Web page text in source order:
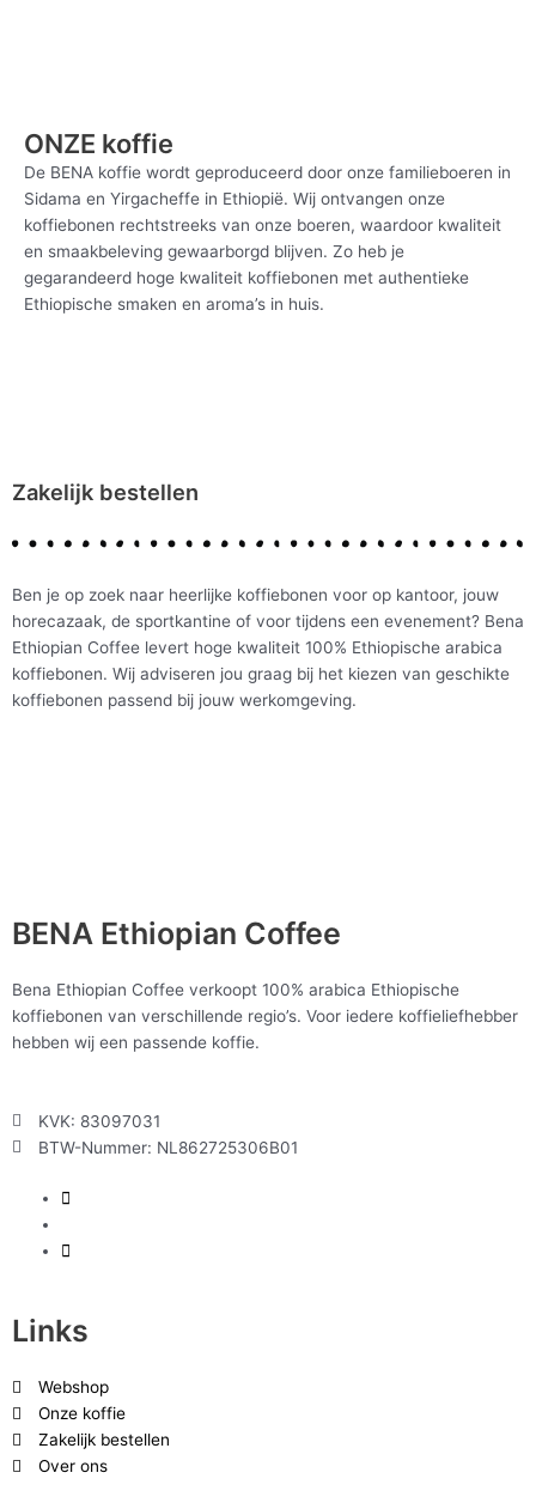
ONZE koffie
De BENA koffie wordt geproduceerd door onze familieboeren in
Sidama en Yirgacheffe in Ethiopië. Wij ontvangen onze
koffiebonen rechtstreeks van onze boeren, waardoor kwaliteit
en smaakbeleving gewaarborgd blijven. Zo heb je
gegarandeerd hoge kwaliteit koffiebonen met authentieke
Ethiopische smaken en aroma’s in huis.
Zakelijk bestellen
Ben je op zoek naar heerlijke koffiebonen voor op kantoor, jouw
horecazaak, de sportkantine of voor tijdens een evenement? Bena
Ethiopian Coffee levert hoge kwaliteit 100% Ethiopische arabica
koffiebonen. Wij adviseren jou graag bij het kiezen van geschikte
koffiebonen passend bij jouw werkomgeving.
BENA Ethiopian Coffee
Bena Ethiopian Coffee verkoopt 100% arabica Ethiopische
koffiebonen van verschillende regio’s. Voor iedere koffieliefhebber
hebben wij een passende koffie.
KVK: 83097031
BTW-Nummer: NL862725306B01
Links
Webshop
Onze koffie
Zakelijk bestellen
Over ons